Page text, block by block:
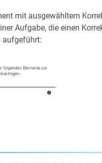
mit ausgewähltem
Aufgabe, die einen
aufgeführt: